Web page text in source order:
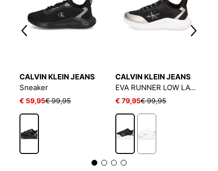
CALVIN KLEIN JEANS
Sneaker
€ 59,95€ 99,95
CALVIN KLEIN JEANS
EVA RUNNER LOW LACE MIX ML WN
€ 79,95€ 99,95